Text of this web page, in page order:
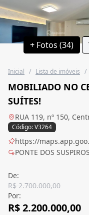
+ Fotos (34)
Inicial / Lista de imóveis /
MOBILIADO NO
SUÍTES!
RUA 119, nº 150,
Código: V3264
https://
PONTE DOS SUSPIROS
De:
R$ 2.700.000,00
Por:
R$ 2.200.000,00